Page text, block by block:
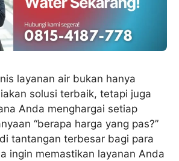
layanan air bukan hanya
solusi terbaik, tetapi juga
Anda menghargai setiap
“berapa harga yang pas?”
tantangan terbesar bagi para
ingin memastikan layanan Anda